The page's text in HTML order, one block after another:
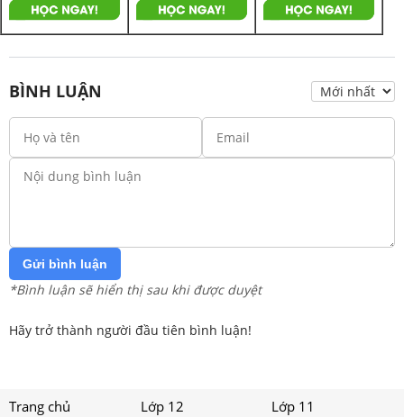
BÌNH LUẬN
Gửi bình luận
*Bình luận sẽ hiển thị sau khi được duyệt
Hãy trở thành người đầu tiên bình luận!
Trang chủ Lớp 12
Lớp 11